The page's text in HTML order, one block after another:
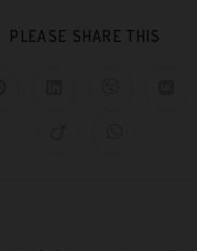
PLEASE SHARE THIS